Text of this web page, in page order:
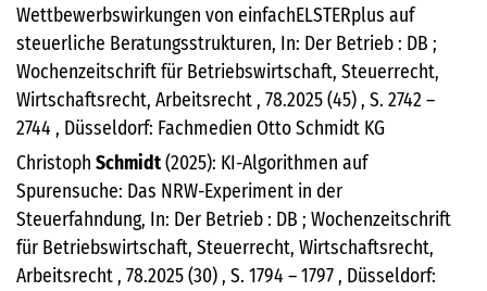
Wettbewerbswirkungen von einfachELSTERplus auf
steuerliche Beratungsstrukturen, In: Der Betrieb : DB ;
Wochenzeitschrift für Betriebswirtschaft, Steuerrecht,
Wirtschaftsrecht, Arbeitsrecht , 78.2025 (45) , S. 2742 –
2744 , Düsseldorf: Fachmedien Otto Schmidt KG
Christoph Schmidt(2025): KI-Algorithmen auf
Spurensuche: Das NRW-Experiment in der
Steuerfahndung, In: Der Betrieb : DB ; Wochenzeitschrift
für Betriebswirtschaft, Steuerrecht, Wirtschaftsrecht,
Arbeitsrecht , 78.2025 (30) , S. 1794 – 1797 , Düsseldorf: